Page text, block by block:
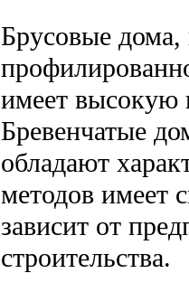
Брусовые дома,
имеет высокую
Бревенчатые
обладают
методов имеет
зависит от
строительства.